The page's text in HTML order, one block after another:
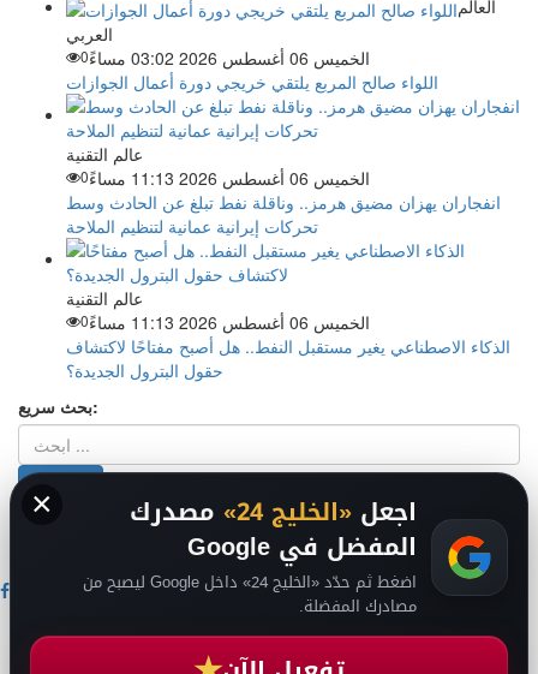
العالم
العربي
الخميس 06 أغسطس 2026 03:02 مساءً
0
اللواء صالح المربع يلتقي خريجي دورة أعمال الجوازات
عالم التقنية
الخميس 06 أغسطس 2026 11:13 مساءً
0
انفجاران يهزان مضيق هرمز.. وناقلة نفط تبلغ عن الحادث وسط
تحركات إيرانية عمانية لتنظيم الملاحة
عالم التقنية
الخميس 06 أغسطس 2026 11:13 مساءً
0
الذكاء الاصطناعي يغير مستقبل النفط.. هل أصبح مفتاحًا لاكتشاف
حقول البترول الجديدة؟
بحث سريع:
2026 سياسة الخصوصية- حقوق الملكية الفكرية DMCA - من نحن-
فريق التحرير
اخبار السعودية
× اجعل «الخليج 24» مصدرك
المفضل في Google
اضغط ثم حدّد «الخليج 24» داخل Google ليصبح من
مصادرك المفضلة.